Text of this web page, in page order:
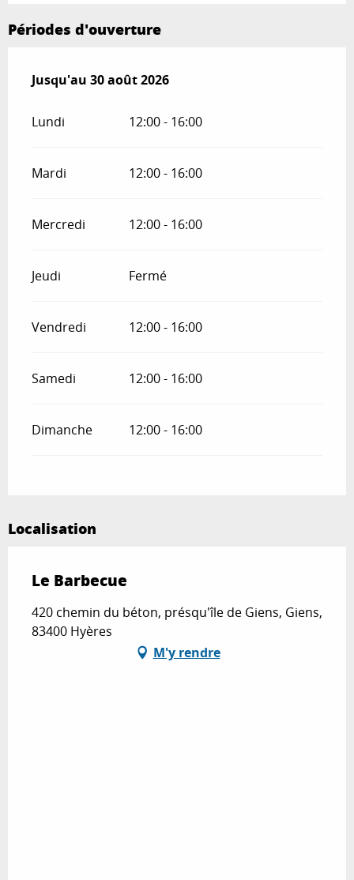
Périodes d'ouverture
Du28 juin 2026au30 août 2026
Jusqu'au 30 août 2026
Lundi 12:00 - 16:00
Mardi 12:00 - 16:00
Mercredi 12:00 - 16:00
Jeudi Fermé
Vendredi 12:00 - 16:00
Samedi 12:00 - 16:00
Dimanche 12:00 - 16:00
Localisation
Le Barbecue
420 chemin du béton, présqu'île de Giens, Giens,
83400 Hyères
M'y rendre